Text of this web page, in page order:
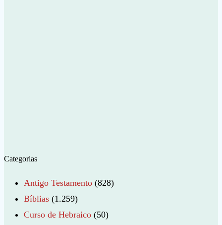
Categorias
Antigo Testamento (828)
Bíblias (1.259)
Curso de Hebraico (50)